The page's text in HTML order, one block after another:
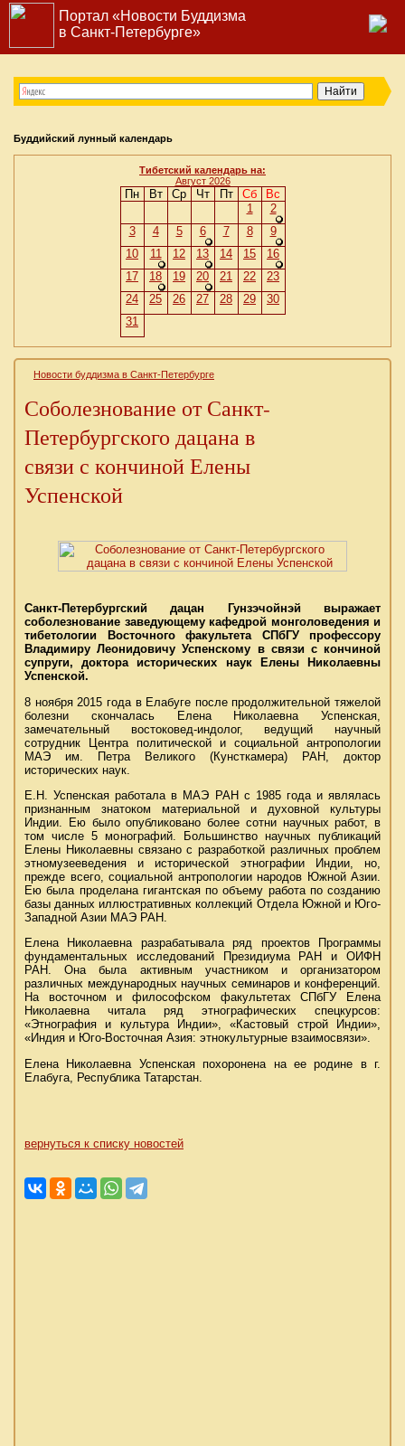
Портал «Новости Буддизма
в Санкт-Петербурге»
Буддийский лунный календарь
Тибетский календарь на:
Август 2026
Пн Вт Ср Чт Пт Сб
Вс
1
2
3
4 5 6 7 8
9
10
11 12 13 14 15
16
17
18 19 20 21 22
23
24
25 26 27 28 29
30
31
Новости буддизма в Санкт-Петербурге
Соболезнование от Санкт-
Петербургского дацана в
связи с кончиной Елены
Успенской
Санкт-Петербургский дацан Гунзэчойнэй выражает
соболезнование заведующему кафедрой монголоведения и
тибетологии Восточного факультета СПбГУ профессору
Владимиру Леонидовичу Успенскому в связи с кончиной
супруги, доктора исторических наук Елены Николаевны
Успенской.
8 ноября 2015 года в Елабуге после продолжительной тяжелой
болезни скончалась Елена Николаевна Успенская,
замечательный востоковед-индолог, ведущий научный
сотрудник Центра политической и социальной антропологии
МАЭ им. Петра Великого (Кунсткамера) РАН, доктор
исторических наук.
Е.Н. Успенская работала в МАЭ РАН с 1985 года и являлась
признанным знатоком материальной и духовной культуры
Индии. Ею было опубликовано более сотни научных работ, в
том числе 5 монографий. Большинство научных публикаций
Елены Николаевны связано с разработкой различных проблем
этномузееведения и исторической этнографии Индии, но,
прежде всего, социальной антропологии народов Южной Азии.
Ею была проделана гигантская по объему работа по созданию
базы данных иллюстративных коллекций Отдела Южной и Юго-
Западной Азии МАЭ РАН.
Елена Николаевна разрабатывала ряд проектов Программы
фундаментальных исследований Президиума РАН и ОИФН
РАН. Она была активным участником и организатором
различных международных научных семинаров и конференций.
На восточном и философском факультетах СПбГУ Елена
Николаевна читала ряд этнографических спецкурсов:
«Этнография и культура Индии», «Кастовый строй Индии»,
«Индия и Юго-Восточная Азия: этнокультурные взаимосвязи».
Елена Николаевна Успенская похоронена на ее родине в г.
Елабуга, Республика Татарстан.
вернуться к списку новостей